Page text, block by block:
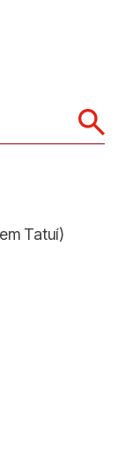
Tatuí)